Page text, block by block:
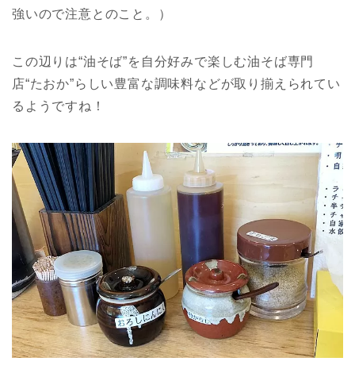
強いので注意とのこと。）
この辺りは“油そば”を自分好みで楽しむ油そば専門
店“たおか”らしい豊富な調味料などが取り揃えられてい
るようですね！